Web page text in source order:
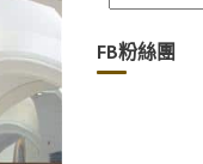
FB粉絲團